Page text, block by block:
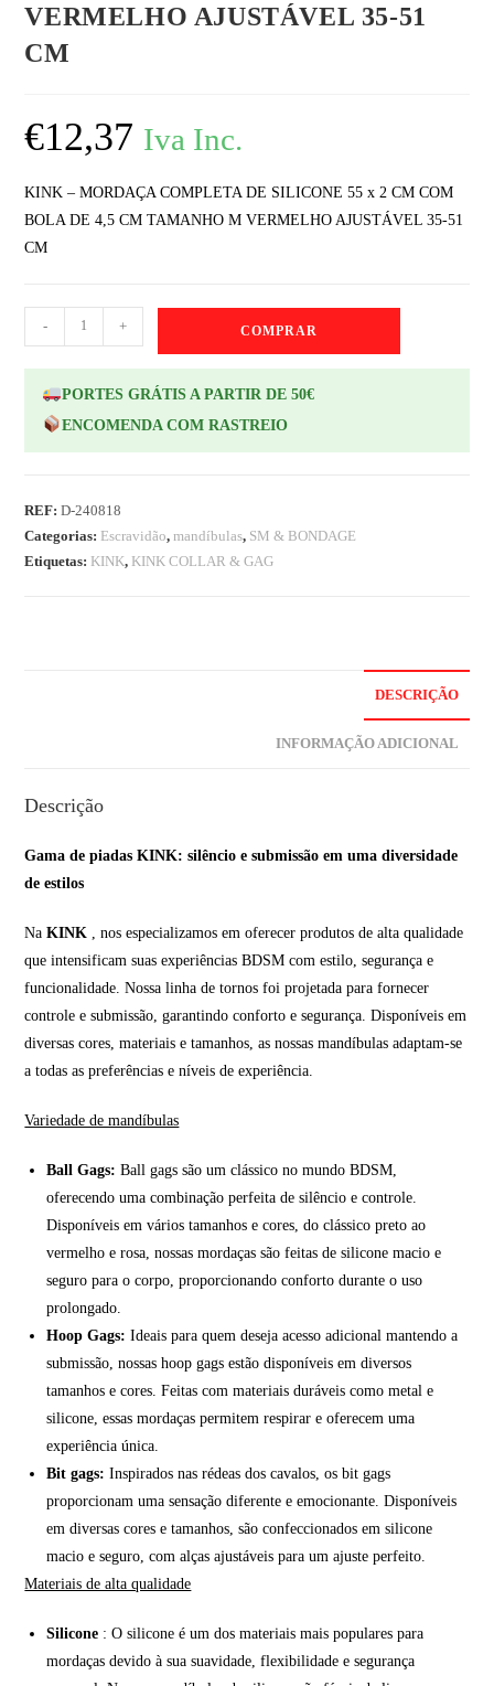
VERMELHO AJUSTÁVEL 35-51
CM
€12,37 Iva Inc.
KINK – MORDAÇA COMPLETA DE SILICONE 55 x 2 CM COM
BOLA DE 4,5 CM TAMANHO M VERMELHO AJUSTÁVEL 35-51
CM
- + COMPRAR
PORTES GRÁTIS A PARTIR DE 50€
ENCOMENDA COM RASTREIO
REF:D-240818
Categorias: Escravidão,mandíbulas, SM & BONDAGE
Etiquetas: KINK, KINK COLLAR & GAG
DESCRIÇÃO
INFORMAÇÃO ADICIONAL
Descrição
Gama de piadas KINK: silêncio e submissão em uma diversidade
de estilos
NaKINK , nos especializamos em oferecer produtos de alta qualidade
que intensificam suas experiências BDSM com estilo, segurança e
funcionalidade. Nossa linha de tornos foi projetada para fornecer
controle e submissão, garantindo conforto e segurança. Disponíveis em
diversas cores, materiais e tamanhos, as nossas mandíbulas adaptam-se
a todas as preferências e níveis de experiência.
Variedade de mandíbulas
Ball Gags: Ball gags são um clássico no mundo BDSM,
oferecendo uma combinação perfeita de silêncio e controle.
Disponíveis em vários tamanhos e cores, do clássico preto ao
vermelho e rosa, nossas mordaças são feitas de silicone macio e
seguro para o corpo, proporcionando conforto durante o uso
prolongado.
Hoop Gags: Ideais para quem deseja acesso adicional mantendo a
submissão, nossas hoop gags estão disponíveis em diversos
tamanhos e cores. Feitas com materiais duráveis como metal e
silicone, essas mordaças permitem respirar e oferecem uma
experiência única.
Bit gags: Inspirados nas rédeas dos cavalos, os bit gags
proporcionam uma sensação diferente e emocionante. Disponíveis
em diversas cores e tamanhos, são confeccionados em silicone
macio e seguro, com alças ajustáveis para um ajuste perfeito.
Materiais de alta qualidade
Silicone : O silicone é um dos materiais mais populares para
mordaças devido à sua suavidade, flexibilidade e segurança